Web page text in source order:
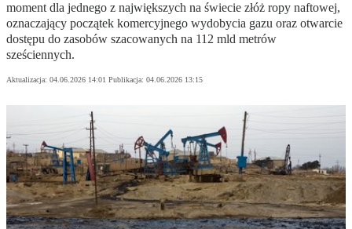
moment dla jednego z największych na świecie złóż ropy naftowej,
oznaczający początek komercyjnego wydobycia gazu oraz otwarcie
dostępu do zasobów szacowanych na 112 mld metrów
sześciennych.
Aktualizacja: 04.06.2026 14:01 Publikacja: 04.06.2026 13:15